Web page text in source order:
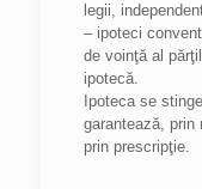
legii,
– ipoteci
de voinţă al
ipotecă.
Ipoteca se
garantează, prin
prin prescripţie.